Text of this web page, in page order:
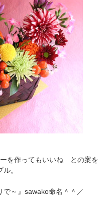
を作ってもいいね との案を
。
で～』sawako命名＾＾／